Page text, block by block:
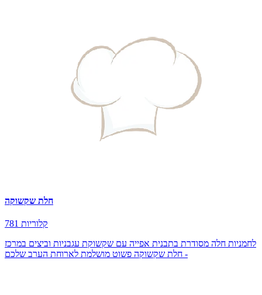
חלת שקשוקה
781 קלוריות
לחמניות חלה מסודרת בתבנית אפייה עם שקשוקת עגבניות וביצים במרכז
- חלת שקשוקה פשוט מושלמת לארוחת הערב שלכם